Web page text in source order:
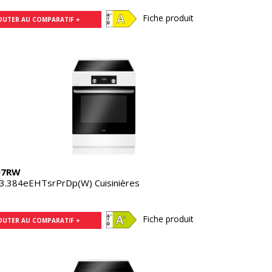
AU COMPARATIF + Fiche produit
Cuisinières
AU COMPARATIF + Fiche produit